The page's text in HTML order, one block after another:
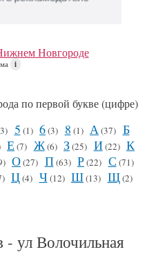
Новгороде
i
по первой букве (цифре)
5 (1) 6(3) 8 (1) А (37) Б
Е (7) Ж(6) З(25) И(22) К
О(27) П(63) Р(22) С (71)
Ц(4) Ч (12) Ш(13) Щ(2)
ул Волочильная